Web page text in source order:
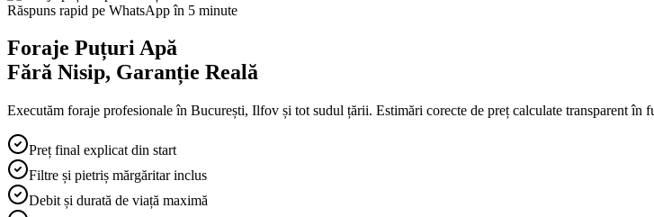
Răspuns rapid pe WhatsApp în 5 minute
Foraje Puțuri Apă
Fără Nisip, Garanție Reală
Executăm foraje profesionale în București, Ilfov și tot sudul țării. Estimări corecte de preț calculate transparent în
Preț final explicat din start
Filtre și pietriș mărgăritar inclus
Debit și durată de viață maximă